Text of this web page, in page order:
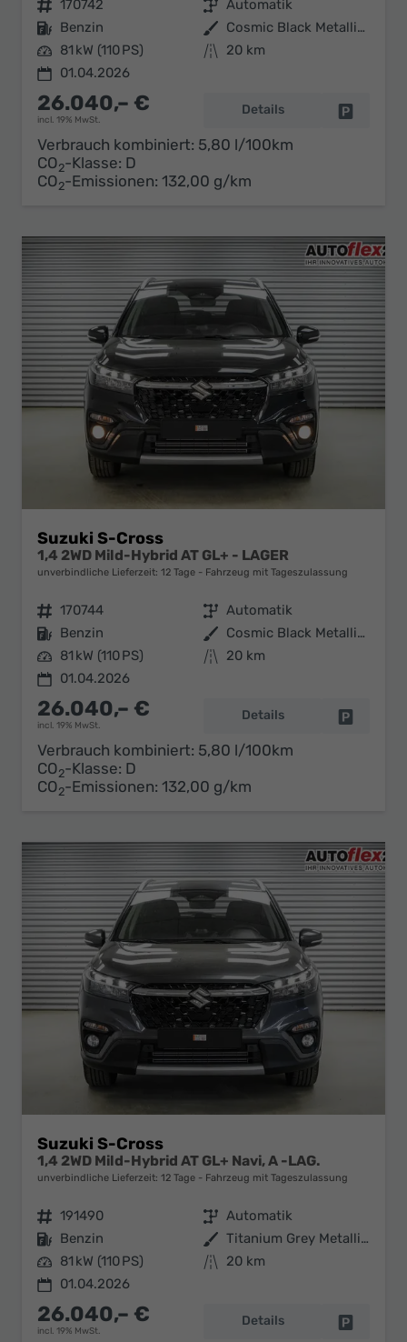
Fahrzeugnr. 170742 Getriebe Automatik
Kraftstoff Benzin Außenfarbe
Cosmic Black Metallic (ZCE)
Leistung 81 kW (110 PS) Kilometerstand
20 km
01.04.2026
26.040,– €
incl. 19% MwSt.
Details
Verbrauch kombiniert: 5,80 l/100km
CO2-Klasse: D
CO2-Emissionen: 132,00 g/km
Suzuki S-Cross
1,4 2WD Mild-Hybrid AT GL+ - LAGER
unverbindliche Lieferzeit: 12 Tage Fahrzeug mit Tageszulassung
Fahrzeugnr. 170744 Getriebe Automatik
Kraftstoff Benzin Außenfarbe
Cosmic Black Metallic (ZCE)
Leistung 81 kW (110 PS) Kilometerstand
20 km
01.04.2026
26.040,– €
incl. 19% MwSt.
Details
Verbrauch kombiniert: 5,80 l/100km
CO2-Klasse: D
CO2-Emissionen: 132,00 g/km
Suzuki S-Cross
1,4 2WD Mild-Hybrid AT GL+ Navi, A -LAG.
unverbindliche Lieferzeit: 12 Tage Fahrzeug mit Tageszulassung
Fahrzeugnr. 191490 Getriebe Automatik
Kraftstoff Benzin Außenfarbe
Titanium Grey Metallic (ZZZ)
Leistung 81 kW (110 PS) Kilometerstand
20 km
01.04.2026
26.040,– €
incl. 19% MwSt.
Details